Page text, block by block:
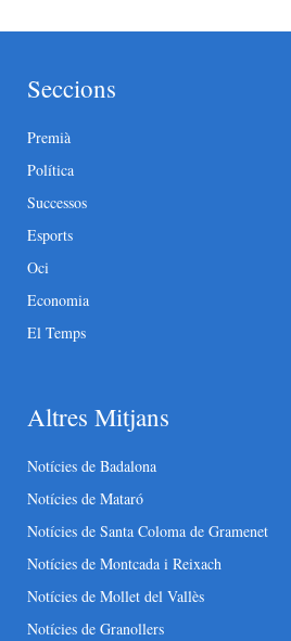
Seccions
Premià
Política
Successos
Esports
Oci
Economia
El Temps
Altres Mitjans
Notícies de Badalona
Notícies de Mataró
Notícies de Santa Coloma de Gramenet
Notícies de Montcada i Reixach
Notícies de Mollet del Vallès
Notícies de Granollers